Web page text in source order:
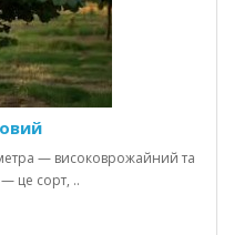
— високоврожайний та
це сорт, ..